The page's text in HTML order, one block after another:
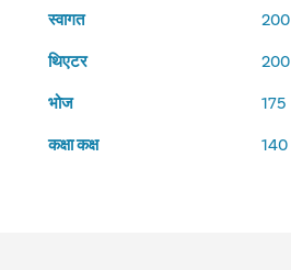
स्वागत
200
थिएटर
200
भोज
175
कक्षा कक्ष
140